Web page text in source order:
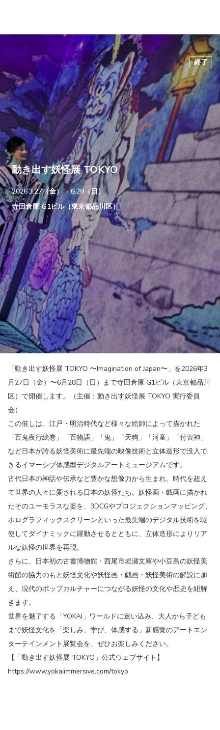
終了
動き出す妖怪展 TOKYO
2026.3.27（金） - 6.28（日）
寺田倉庫 G1ビル（東京都品川区）
「動き出す妖怪展 TOKYO 〜Imagination of Japan〜」を2026年3
月27日（金）〜6月28日（日）まで寺田倉庫 G1ビル（東京都品川
区）で開催します。（主催：動き出す妖怪展 TOKYO 実⾏委員
会）
この催しは、江戸・明治時代など様々な絵師によって描かれた
「百鬼夜行絵巻」「百物語」「鬼」「天狗」「河童」「付喪神」
など日本が誇る妖怪美術に最先端の映像技術と立体造形で没入で
きるイマーシブ体感型デジタルアートミュージアムです。
古代日本の神話や伝承など豊かな想像力から生まれ、時代を超え
て世界の人々に愛される日本の妖怪たち。妖怪画・戯画に描かれ
たそのユーモラスな姿を、3DCGやプロジェクションマッピング、
ホログラフィックスクリーンといった最先端のデジタル技術を駆
使してダイナミックに躍動させるとともに、立体造形によりリア
ルな妖怪の世界を再現。
さらに、日本初の古書博物館・西尾市岩瀬文庫や小豆島の妖怪美
術館の協力のもと妖怪文化や妖怪画・戯画・妖怪美術の解説に加
え、現代のポップカルチャーにつながる妖怪の文化や歴史を紐解
きます。
世界を魅了する「YOKAI」ワールドに迷い込み、大人から子ども
まで妖怪文化を「楽しみ、学び、体感する」新感覚のアートエン
ターテインメント展覧会を、ぜひお楽しみください。
【「動き出す妖怪展 TOKYO」公式ウェブサイト】
https://www.yokaiimmersive.com/tokyo